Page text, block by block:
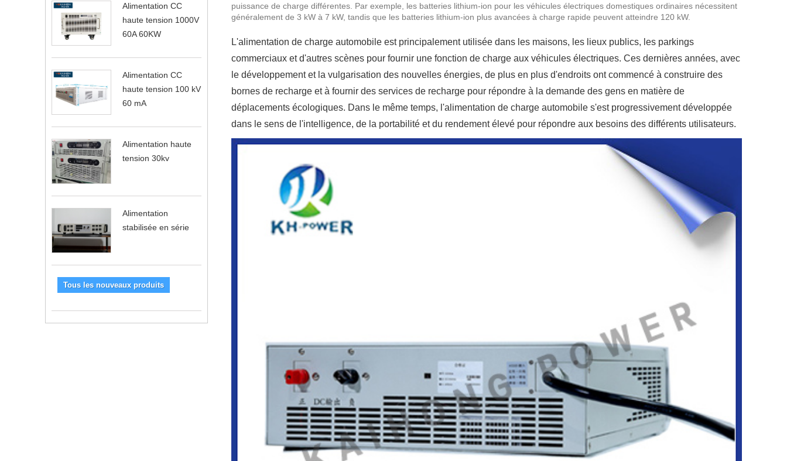
Alimentation CC
haute tension 1000V
60A 60KW
Alimentation CC
haute tension 100 kV
60 mA
Alimentation haute
tension 30kv
Alimentation
stabilisée en série
Tous les nouveaux produits
puissance de charge différentes. Par exemple, les batteries lithium-ion pour les véhicules électriques domestiques ordinaires nécessitent
généralement de 3 kW à 7 kW, tandis que les batteries lithium-ion plus avancées à charge rapide peuvent atteindre 120 kW.
L'alimentation de charge automobile est principalement utilisée dans les maisons, les lieux publics, les parkings
commerciaux et d'autres scènes pour fournir une fonction de charge aux véhicules électriques. Ces dernières années, avec
le développement et la vulgarisation des nouvelles énergies, de plus en plus d'endroits ont commencé à construire des
bornes de recharge et à fournir des services de recharge pour répondre à la demande des gens en matière de
déplacements écologiques. Dans le même temps, l'alimentation de charge automobile s'est progressivement développée
dans le sens de l'intelligence, de la portabilité et du rendement élevé pour répondre aux besoins des différents utilisateurs.